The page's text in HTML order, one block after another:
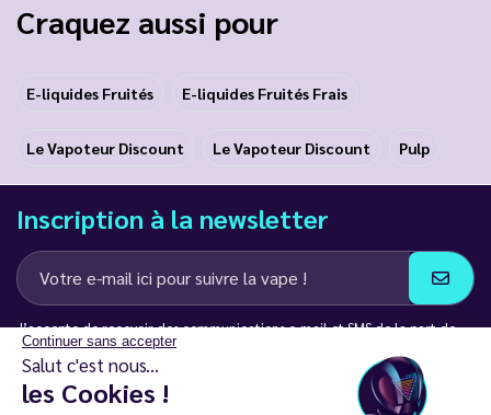
Continuer sans accepter
Salut c'est nous...
les Cookies !
Craquez aussi pour
E-liquides Fruités E-liquides Fruités Frais
Le Vapoteur Discount Le Vapoteur Discount Pulp
Inscription à la newsletter
J’accepte de recevoir des communications e-mail et SMS de la part de
LD Groupe